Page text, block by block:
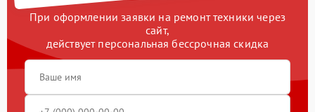
При оформлении заявки на ремонт техники через
сайт,
действует персональная бессрочная скидка